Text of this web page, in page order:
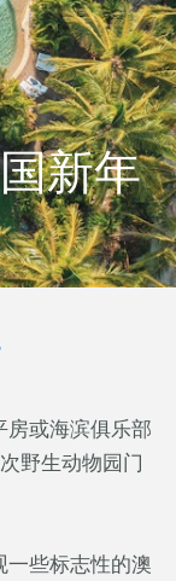
新年
房或海滨俱乐部
野生动物园门
一些标志性的澳